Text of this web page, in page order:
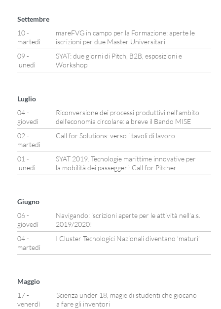
Settembre
10 -
martedì
mareFVG in campo per la Formazione: aperte le
iscrizioni per due Master Universitari
09 -
lunedì
SYAT: due giorni di Pitch, B2B, esposizioni e
Workshop
Luglio
04 -
giovedì
Riconversione dei processi produttivi nell’ambito
dell’economia circolare: a breve il Bando MISE
02 -
martedì
Call for Solutions: verso i tavoli di lavoro
01 -
lunedì
SYAT 2019. Tecnologie marittime innovative per
la mobilità dei passeggeri: Call for Pitcher
Giugno
06 -
giovedì
Navigando: iscrizioni aperte per le attività nell’a.s.
2019/2020!
04 -
martedì
I Cluster Tecnologici Nazionali diventano ‘maturi’
Maggio
17 -
venerdì
Scienza under 18, magie di studenti che giocano
a fare gli inventori